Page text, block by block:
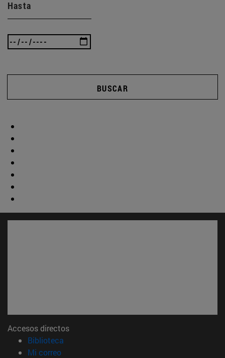
Hasta
BUSCAR
Accesos directos
Biblioteca
Mi correo(abre en nueva ventana)